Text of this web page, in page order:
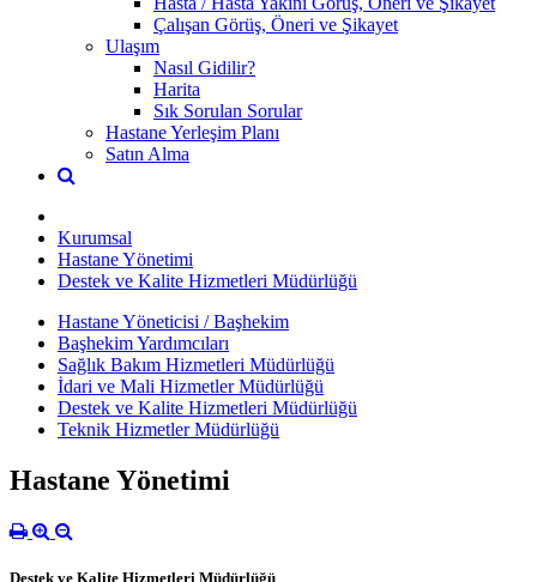
Çalışan Görüş, Öneri ve Şikayet
Ulaşım
Nasıl Gidilir?
Harita
Sık Sorulan Sorular
Hastane Yerleşim Planı
Satın Alma
Kurumsal
Hastane Yönetimi
Destek ve Kalite Hizmetleri Müdürlüğü
Hastane Yöneticisi / Başhekim
Başhekim Yardımcıları
Sağlık Bakım Hizmetleri Müdürlüğü
İdari ve Mali Hizmetler Müdürlüğü
Destek ve Kalite Hizmetleri Müdürlüğü
Teknik Hizmetler Müdürlüğü
Hastane Yönetimi
Destek ve Kalite Hizmetleri Müdürlüğü